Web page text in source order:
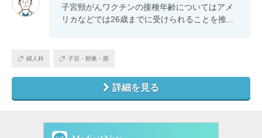
子宮頸がんワクチンの接種年齢についてはアメ
リカなどでは26歳までに受けられることを推...
婦人科 子宮・卵巣・膣
詳細を見る